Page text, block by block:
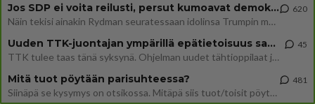
Jos SDP ei voita reilusti, persut kumoavat demokratian Suomesta
Näin tekisi ainakin Rydman seuratessaan idolinsa Trumpin mallia https://www.is.fi/politiikka/art-2000012187244.html
620
Uuden TTK-juontajan ympärillä epätietoisuus sakenee - Nyt MTV hämmentää soppaa
TTK tulee taas tänä syksynä. Ohjelman uudet tähtioppilaat julkistetaan torstaina 6. elokuuta klo 14 alkavassa lehdistö
45
Mitä tuot pöytään parisuhteessa?
Siinäpä se kysymys on otsikossa. Mitäpä siis tuot/toisit pöytään parisuhteessa? Oletko mies vai nainen? Koetko sen mitä
481